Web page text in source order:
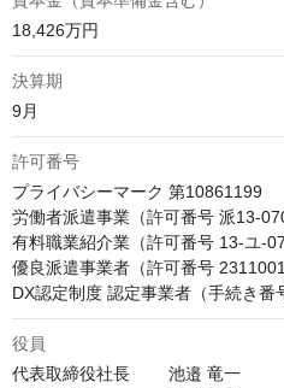
18,426万円
決算期
9月
許可番号
プライバシーマーク 第10861199
労働者派遣事業（許可番号 派13-
有料職業紹介業（許可番号 13-ユ-
優良派遣事業者（許可番号 2311001
DX認定制度 認定事業者（手続き番
役員
代表取締役社長        池邉 竜一